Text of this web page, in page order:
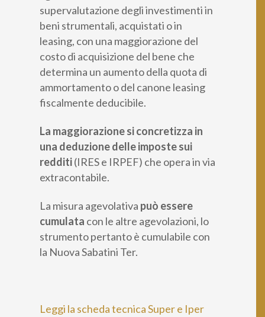
supervalutazione degli investimenti in
beni strumentali, acquistati o in
leasing, con una maggiorazione del
costo di acquisizione del bene che
determina un aumento della quota di
ammortamento o del canone leasing
fiscalmente deducibile.
La maggiorazione si concretizza in
una deduzione delle imposte sui
redditi(IRES e IRPEF) che opera in via
extracontabile.
La misura agevolativa può essere
cumulata con le altre agevolazioni, lo
strumento pertanto è cumulabile con
la Nuova Sabatini Ter.
Leggi la scheda tecnica Super e Iper